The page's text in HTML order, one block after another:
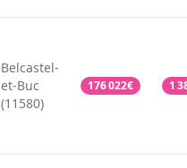
Belcastel-
et-Buc
(11580)
176 022€ 1